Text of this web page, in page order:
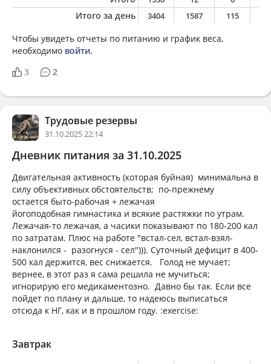
Итого за день 3404 1587 115
Чтобы увидеть отчеты по питанию и график веса,
необходимо войти.
3
2
Трудовые резервы
31.10.2025 22:14
Дневник питания за 31.10.2025
Двигательная активность (которая буйная) минимальна в
силу объективных обстоятельств; по-прежнему
остается быто-рабочая + лежачая
йогоподобная гимнастика и всякие растяжки по утрам.
Лежачая-то лежачая, а часики показывают по 180-200 кал
по затратам. Плюс на работе "встал-сел, встал-взял-
наклонился - разогнуся - сел"))). Суточный дефицит в 400-
500 кал держится, вес снижается. Голод не мучает;
вернее, в этот раз я сама решила не мучиться;
игнорирую его медикаментозно. Давно бы так. Если все
пойдет по плану и дальше, то надеюсь выписаться
отсюда к НГ, как и в прошлом году. :exercise:
Завтрак